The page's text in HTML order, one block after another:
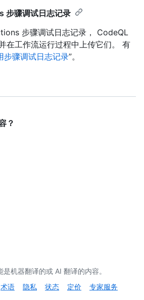
步骤调试日志记录
步骤调试日志记录， CodeQL
在工作流运行过程中上传它们。 有
步骤调试日志记录”。
？
机器翻译的或 AI 翻译的内容。
术语 隐私 状态 定价
专家服务